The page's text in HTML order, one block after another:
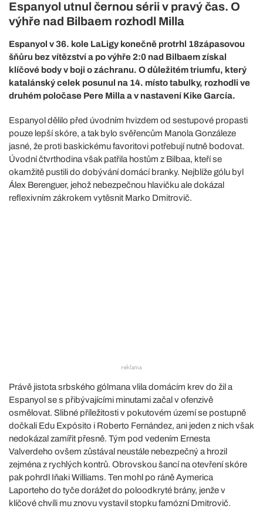
Espanyol utnul černou sérii v pravý čas. O
výhře nad Bilbaem rozhodl Milla
Espanyol v 36. kole LaLigy konečně protrhl 18zápasovou
šňůru bez vítězství a po výhře 2:0 nad Bilbaem získal
klíčové body v boji o záchranu. O důležitém triumfu, který
katalánský celek posunul na 14. místo tabulky, rozhodli ve
druhém poločase Pere Milla a v nastavení Kike García.
Espanyol dělilo před úvodním hvizdem od sestupové propasti
pouze lepší skóre, a tak bylo svěřencům Manola Gonzáleze
jasné, že proti baskickému favoritovi potřebují nutně bodovat.
Úvodní čtvrthodina však patřila hostům z Bilbaa, kteří se
okamžitě pustili do dobývání domácí branky. Nejblíže gólu byl
Álex Berenguer, jehož nebezpečnou hlavičku ale dokázal
reflexivním zákrokem vytěsnit Marko Dmitrovič.
Právě jistota srbského gólmana vlila domácím krev do žil a
Espanyol se s přibývajícími minutami začal v ofenzivě
osmělovat. Slibné příležitosti v pokutovém území se postupně
dočkali Edu Expósito i Roberto Fernández, ani jeden z nich však
nedokázal zamířit přesně. Tým pod vedením Ernesta
Valverdeho ovšem zůstával neustále nebezpečný a hrozil
zejména z rychlých kontrů. Obrovskou šancí na otevření skóre
pak pohrdl Iňaki Williams. Ten mohl po ráně Aymerica
Laporteho do tyče dorážet do poloodkryté brány, jenže v
klíčové chvíli mu znovu vystavil stopku famózní Dmitrovič.